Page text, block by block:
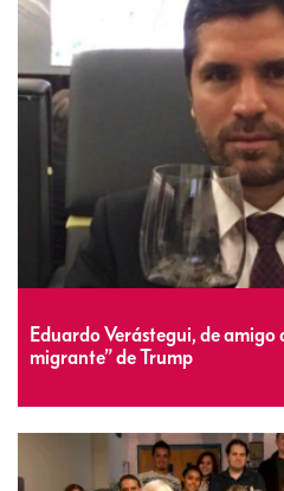
Eduardo Verástegui, de amigo
migrante” de Trump